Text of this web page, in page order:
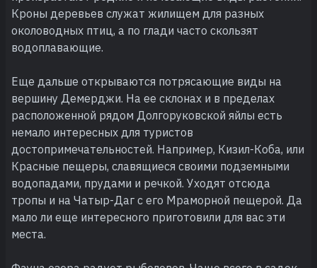
Кроны деревьев служат жилищем для разных
околоводных птиц, а по глади часто скользят
водоплавающие.
Еще дальше открываются потрясающие виды на
вершину Демерджи. На ее склонах и в пределах
расположенной рядом Долгоруковской яйлы есть
немало интересных для туристов
достопримечательностей. Например, Кизил-Коба, или
Красные пещеры, славящиеся своими подземными
водопадами, прудами и речкой. Уходят отсюда
тропы и на Чатыр-Даг с его Мраморной пещерой. Да
мало ли еще интересного приготовили для вас эти
места.